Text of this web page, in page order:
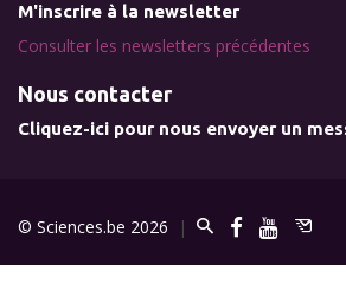
M'inscrire à la newsletter
Consulter les newsletters précédentes
Nous contacter
Cliquez-ici pour nous envoyer un
© Sciences.be 2026 |